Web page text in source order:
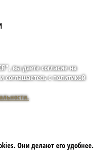
вы даете согласие на
соглашаетесь с политикой
Они делают его удобнее.